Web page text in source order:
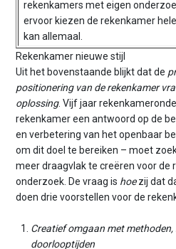
rekenkamers met eigen
ervoor kiezen de rekenkamer
kan allemaal.
Rekenkamer nieuwe stijl
Uit het bovenstaande blijkt dat de
positionering van de rekenkamer
oplossing. Vijf jaar
rekenkamer een antwoord op de
en verbetering van het openbaar
om dit doel te bereiken – moet
meer draagvlak te creëren voor de
onderzoek. De vraag is hoezij dat
doen drie voorstellen voor de
Creatief omgaan met
doorlooptijden